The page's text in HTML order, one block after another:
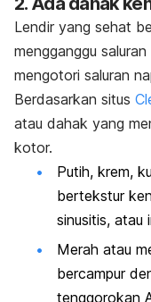
Lendir yang sehat
mengganggu
mengotori saluran
Berdasarkan situs
atau dahak yang
kotor.
Putih, krem,
bertekstur
sinusitis, atau
Merah atau
bercampur
tenggorokan